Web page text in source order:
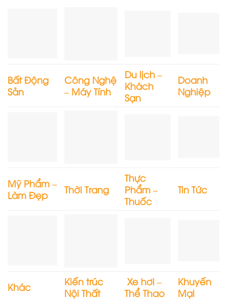
Bất Động
Sản
Công Nghệ
– Máy Tính
Du lịch –
Khách
Sạn
Doanh
Nghiệp
Mỹ Phẩm –
Làm Đẹp
Thời Trang
Thực
Phẩm –
Thuốc
Tin Tức
Khác
Kiến trúc
Nội Thất
Xe hơi –
Thể Thao
Khuyến
Mại